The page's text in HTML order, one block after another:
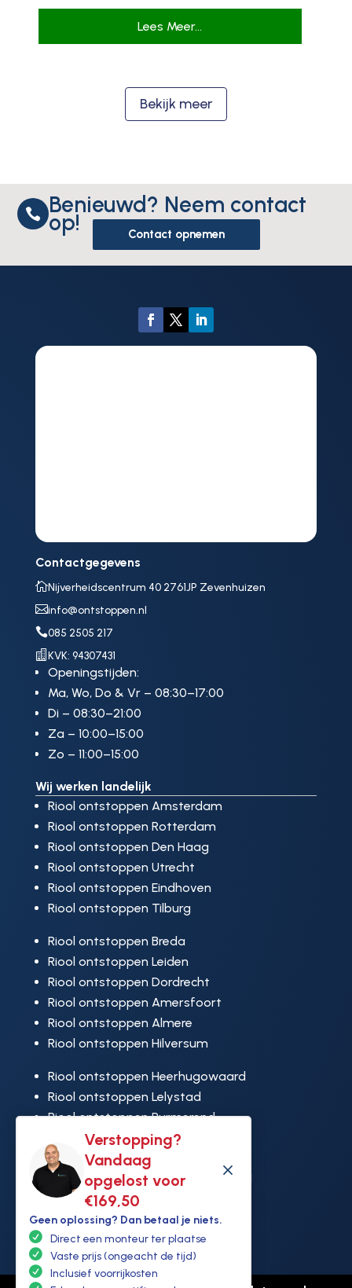
Lees Meer...
Bekijk meer
 Benieuwd? Neem contact
op! Contact opnemen
Verstopping?
Vandaag
opgelost voor
€169,50
M
Geen oplossing? Dan betaal je niets.
Direct een monteur ter plaatse
Vaste prijs (ongeacht de tijd)
Inclusief voorrijkosten
Contactgegevens
Nijverheidscentrum 40 2761JP Zevenhuizen
info@ontstoppen.nl
085 2505 217
 KVK: 94307431
Openingstijden:
Ma, Wo, Do & Vr – 08:30–17:00
Di – 08:30–21:00
Za – 10:00–15:00
Zo – 11:00–15:00
Wij werken landelijk
Riool ontstoppen Amsterdam
Riool ontstoppen Rotterdam
Riool ontstoppen Den Haag
Riool ontstoppen Utrecht
Riool ontstoppen Eindhoven
Riool ontstoppen Tilburg
Riool ontstoppen Breda
Riool ontstoppen Leiden
Riool ontstoppen Dordrecht
Riool ontstoppen Amersfoort
Riool ontstoppen Almere
Riool ontstoppen Hilversum
Riool ontstoppen Heerhugowaard
Riool ontstoppen Lelystad
Riool ontstoppen Purmerend
Riool ontstoppen Ridderkerk
Riool ontstoppen Rijswijk
Riool ontstoppen Hoek van Holland